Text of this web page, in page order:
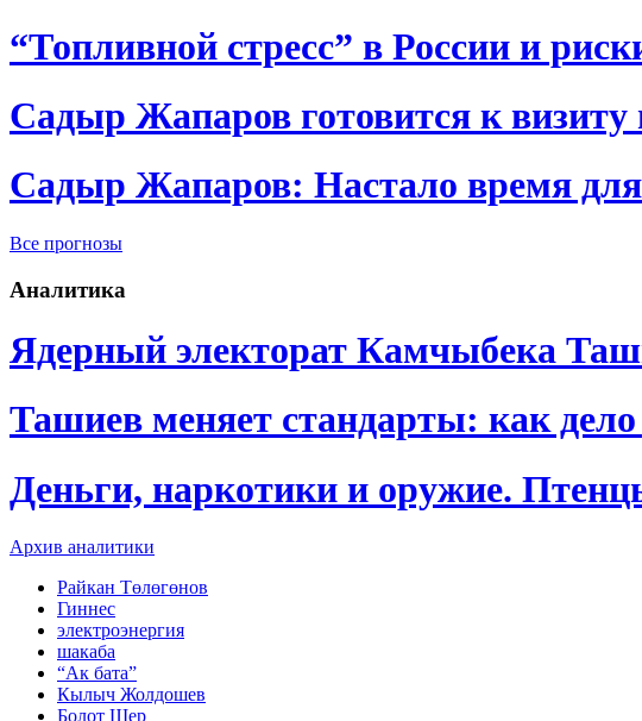
“Топливной стресс” в России и
Садыр Жапаров готовится к
Садыр Жапаров: Настало время для
Все прогнозы
Аналитика
Ядерный электорат Камчыбека
Ташиев меняет стандарты: как
Деньги, наркотики и оружие.
Архив аналитики
Райкан Төлөгөнов
Гиннес
электроэнергия
шакаба
“Ак бата”
Кылыч Жолдошев
Болот Шер